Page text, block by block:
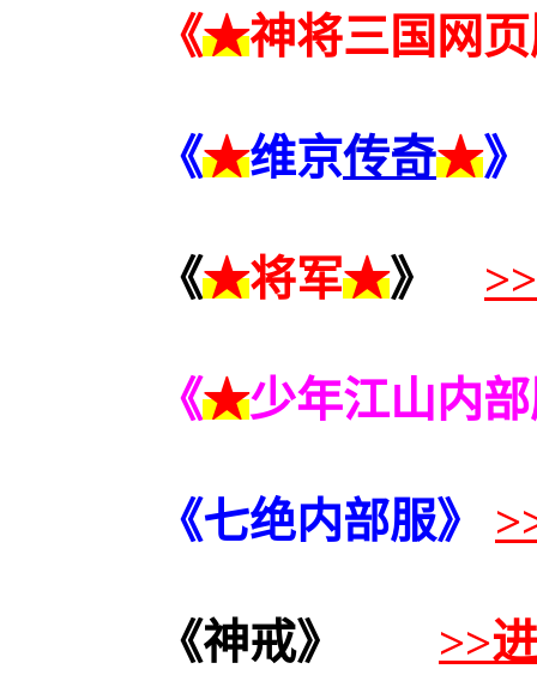
《★神将三国网
《★维京传奇★》
《★将军★》
《★少年江山内
《七绝内部服》
《神戒》 >>